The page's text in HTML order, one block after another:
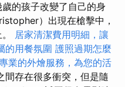
的孩子改變了自己的身
）出現在槍擊中，
居家清潔費用明細，讓
的用餐氛圍 護照過期怎麼
業的外燴服務，為您的活
間存在很多衝突，但是隨